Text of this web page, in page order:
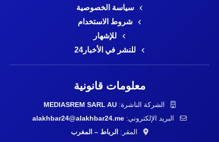
سياسة الخصوصية
شروط الاستخدام
للإشهار
للنشر في الأخبار24
معلومات قانونية
الشركة الناشرة:MEDIASREM SARL AU
البريد الإلكتروني: alakhbar24@alakhbar24.me
المقر: الرباط – المغرب